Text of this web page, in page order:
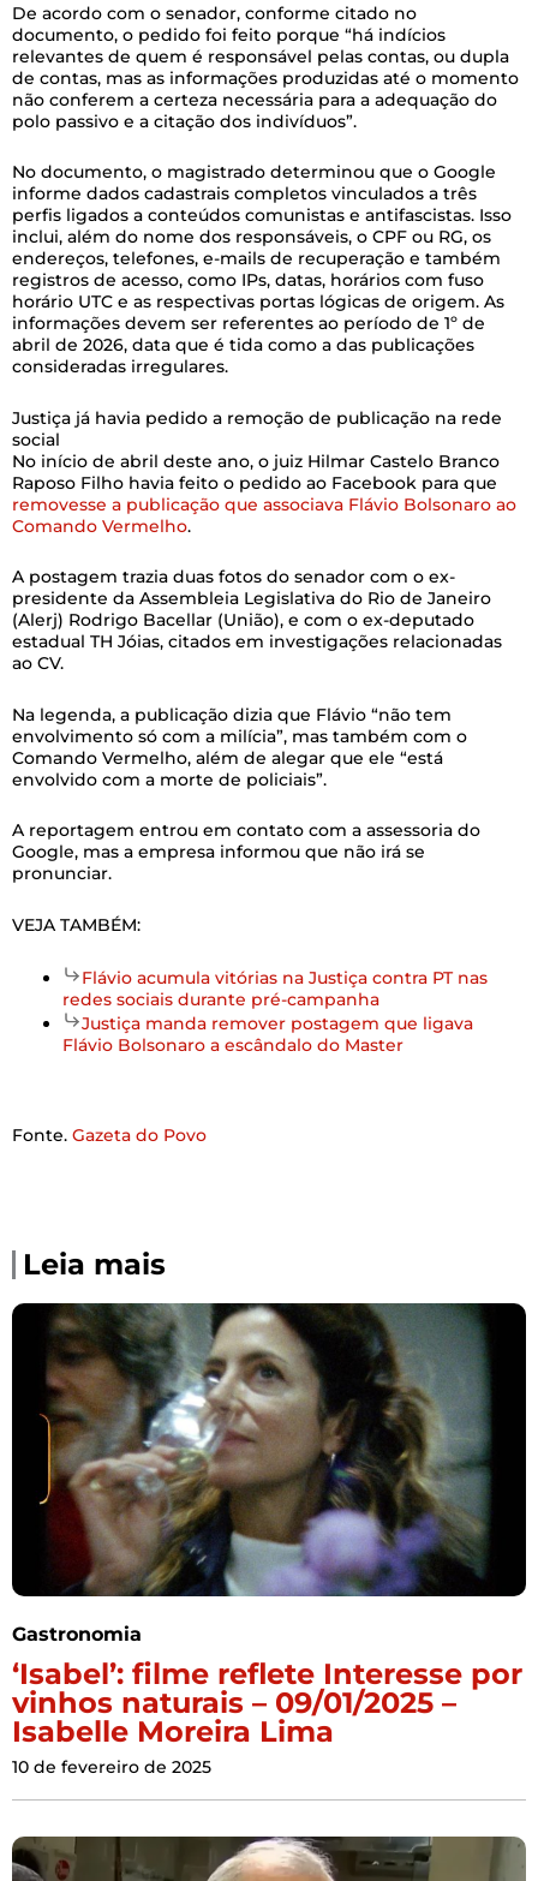
De acordo com o senador, conforme citado no
documento, o pedido foi feito porque “há indícios
relevantes de quem é responsável pelas contas, ou dupla
de contas, mas as informações produzidas até o momento
não conferem a certeza necessária para a adequação do
polo passivo e a citação dos indivíduos”.
No documento, o magistrado determinou que o Google
informe dados cadastrais completos vinculados a três
perfis ligados a conteúdos comunistas e antifascistas. Isso
inclui, além do nome dos responsáveis, o CPF ou RG, os
endereços, telefones, e-mails de recuperação e também
registros de acesso, como IPs, datas, horários com fuso
horário UTC e as respectivas portas lógicas de origem. As
informações devem ser referentes ao período de 1º de
abril de 2026, data que é tida como a das publicações
consideradas irregulares.
Justiça já havia pedido a remoção de publicação na rede
social
No início de abril deste ano, o juiz Hilmar Castelo Branco
Raposo Filho havia feito o pedido ao Facebook para que
removesse a publicação que associava Flávio Bolsonaro ao
Comando Vermelho.
A postagem trazia duas fotos do senador com o ex-
presidente da Assembleia Legislativa do Rio de Janeiro
(Alerj) Rodrigo Bacellar (União), e com o ex-deputado
estadual TH Jóias, citados em investigações relacionadas
ao CV.
Na legenda, a publicação dizia que Flávio “não tem
envolvimento só com a milícia”, mas também com o
Comando Vermelho, além de alegar que ele “está
envolvido com a morte de policiais”.
A reportagem entrou em contato com a assessoria do
Google, mas a empresa informou que não irá se
pronunciar.
VEJA TAMBÉM:
Flávio acumula vitórias na Justiça contra PT nas
redes sociais durante pré-campanha
Justiça manda remover postagem que ligava
Flávio Bolsonaro a escândalo do Master
Fonte. Gazeta do Povo
Leia mais
Gastronomia
‘Isabel’: filme reflete Interesse por
vinhos naturais – 09/01/2025 –
Isabelle Moreira Lima
10 de fevereiro de 2025